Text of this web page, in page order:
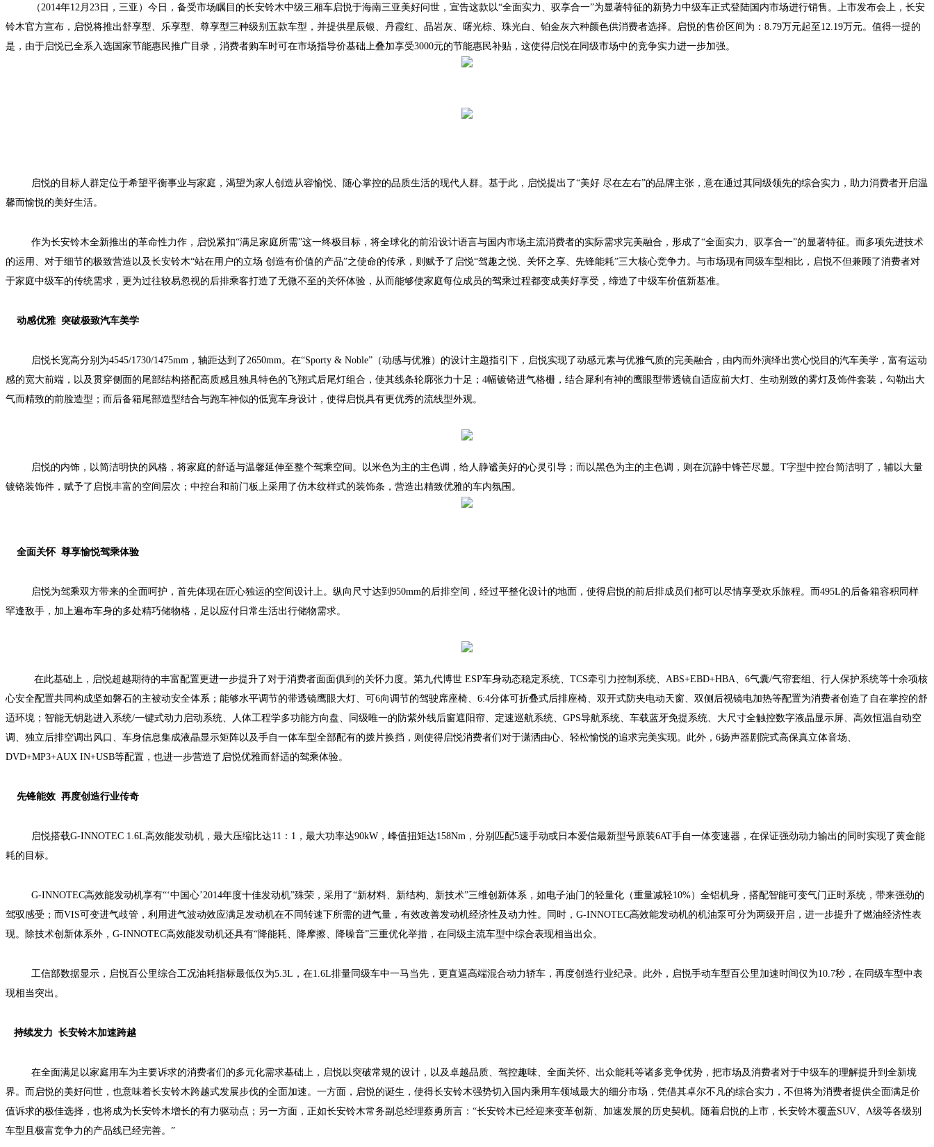
（ 2014年1 2月 23日，三亚）今日，备受市场瞩目的长安铃木中级三厢车启悦于海南三亚美好问世，宣告这款以“全面实力、驭享合一”为显著特征的新势力中级车正式登陆国内市场进行销售。上市发布会上，长安
铃木官方宣布，启悦将推出舒享型、乐享型、尊享型三种级别五款车型，并提供星辰银、丹霞红、晶岩灰、曙光棕、珠光白、铂金灰六种颜色供消费者选择。启悦的售价区间为：8.79万元起至12.19万元。值得一提的
是，由于启悦已全系入选国家节能惠民推广目录，消费者购车时可在市场指导价基础上叠加享受3000元的节能惠民补贴，这使得启悦在同级市场中的竞争实力进一步加强。
启悦的目标人群定位于希望平衡事业与家庭，渴望为家人创造从容愉悦、随心掌控的品质生活的现代人群。基于此，启悦提出了“美好 尽在左右”的品牌主张，意在通过其同级领先的综合实力，助力消费者开启温
馨而愉悦的美好生活。
作为长安铃木全新推出的革命性力作，启悦紧扣“满足家庭所需”这一终极目标，将全球化的前沿设计语言与国内市场主流消费者的实际需求完美融合，形成了“全面实力、驭享合一”的显著特征。而多项先进技术
的运用、对于细节的极致营造以及长安铃木“站在用户的立场 创造有价值的产品”之使命的传承，则赋予了启悦“驾趣之悦、关怀之享、先锋能耗”三大核心竞争力。与市场现有同级车型相比，启悦不但兼顾了消费者对
于家庭中级车的传统需求，更为过往较易忽视的后排乘客打造了无微不至的关怀体验，从而能够使家庭每位成员的驾乘过程都变成美好享受，缔造了中级车价值新基准。
动感优雅 突破极致汽车美学
启悦长宽高分别为4545/1730/1475mm ，轴距达到了 2650mm 。在“Sporty & Noble” （动感与优雅）的设计主题指引下，启悦实现了动感元素与优雅气质的完美融合，由内而外演绎出赏心悦目的汽车美学，富有运动
感的宽大前端，以及贯穿侧面的尾部结构搭配高质感且独具特色的飞翔式后尾灯组合，使其线条轮廓张力十足； 4幅镀铬进气格栅，结合犀利有神的鹰眼型带透镜自适应前大灯、生动别致的雾灯及饰件套装，勾勒出大
气而精致的前脸造型；而后备箱尾部造型结合与跑车神似的低宽车身设计，使得启悦具有更优秀的流线型外观。
启悦的内饰，以简洁明快的风格，将家庭的舒适与温馨延伸至整个驾乘空间。以米色为主的主色调，给人静谧美好的心灵引导；而以黑色为主的主色调，则在沉静中锋芒尽显。T字型中控台简洁明了，辅以大量
镀铬装饰件，赋予了启悦丰富的空间层次；中控台和前门板上采用了仿木纹样式的装饰条，营造出精致优雅的车内氛围。
全面关怀 尊享愉悦驾乘体验
启悦为驾乘双方带来的全面呵护，首先体现在匠心独运的空间设计上 。纵向尺寸达到950mm的后排空间，经过平整化设计的地面，使得启悦的前后排成员们都可以尽情享受欢乐旅程。 而495L的后备箱容积同样
罕逢敌手，加上遍布车身的多处精巧储物格， 足以应付日常生活出行储物需求。
在此基础上，启悦超越期待的丰富配置更进一步提升了对于消费者面面俱到的关怀力度。第九代博世 ESP车身动态稳定系统、TCS牵引力控制系统、 ABS+EBD+HBA 、6气囊/气帘套组、行人保护系统等十余项核
心安全配置共同构成坚如磐石的主被动安全体系；能够水平调节的带透镜鹰眼大灯、可6向调节的驾驶席座椅、6:4分体可折叠式后排座椅、双开式防夹电动天窗、双侧后视镜电加热等配置为消费者创造了自在掌控的舒
适环境；智能无钥匙进入系统/一键式动力启动系统、人体工程学多功能方向盘、同级唯一的防紫外线后窗遮阳帘、定速巡航系统、 GPS导航系统、车载蓝牙免提系统、大尺寸全触控数字液晶显示屏、高效恒温自动空
调、独立后排空调出风口、车身信息集成液晶显示矩阵以及手自一体车型全部配有的拨片换挡，则使得启悦消费者们对于潇洒由心、轻松愉悦的追求完美实现。 此外， 6扬声器剧院式高保真立体音场、
DVD+MP3+AUX IN+USB等配置，也进一步营造了启悦优雅而舒适的驾乘体验。
先锋能效 再度创造行业传奇
启悦搭载G-INNOTEC 1.6L高效能发动机，最大压缩比达11 ： 1 ，最大功率达90kW ，峰值扭矩达158Nm ，分别匹配5速手动或日本爱信最新型号原装6AT手自一体变速器，在保证强劲动力输出的同时实现了黄金能
耗的目标。
G-INNOTEC高效能发动机享有“‘中国心’2014年度十佳发动机”殊荣，采用了“新材料、新结构、新技术”三维创新体系，如电子油门的轻量化（重量减轻10%）全铝机身，搭配智能可变气门正时系统，带来强劲的
驾驭感受；而VIS可变进气歧管，利用进气波动效应满足发动机在不同转速下所需的进气量，有效改善发动机经济性及动力性。同时， G-INNOTEC高效能发动机的机油泵可分为两级开启，进一步提升了燃油经济性表
现。除技术创新体系外， G-INNOTEC高效能发动机还具有“降能耗、降摩擦、降噪音”三重优化举措，在同级主流车型中综合表现相当出众。
工信部数据显示，启悦百公里综合工况油耗指标最低仅为5.3L ，在1.6L排量同级车中一马当先，更直逼高端混合动力轿车，再度创造行业纪录。此外，启悦手动车型百公里加速时间仅为10.7秒，在同级车型中表
现相当突出。
持续发力 长安铃木加速跨越
在全面满足以家庭用车为主要诉求的消费者们的多元化需求基础上，启悦以突破常规的设计，以及卓越品质、驾控趣味、全面关怀、出众能耗等诸多竞争优势，把市场及消费者对于中级车的理解提升到全新境
界。而启悦的美好问世，也意味着长安铃木跨越式发展步伐的全面加速。 一方面，启悦的诞生，使得长安铃木强势切入国内乘用车领域最大的细分市场，凭借其卓尔不凡的综合实力，不但将为消费者提供全面满足价
值诉求的极佳选择，也将成为长安铃木增长的有力驱动点；另一方面，正如长安铃木常务副总经理蔡勇所言：“长安铃木已经迎来变革创新、加速发展的历史契机。 随着启悦的上市，长安铃木覆盖SUV A级等各级别
车型且极富竞争力的产品线已经完善。”